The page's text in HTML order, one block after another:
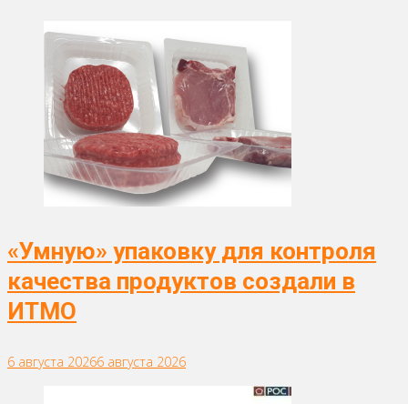
«Умную» упаковку для контроля
качества продуктов создали в
ИТМО
6 августа 20266 августа 2026